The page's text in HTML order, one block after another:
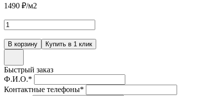
1490 ₽/м2
Быстрый заказ
Ф.И.О.*
Контактные телефоны*